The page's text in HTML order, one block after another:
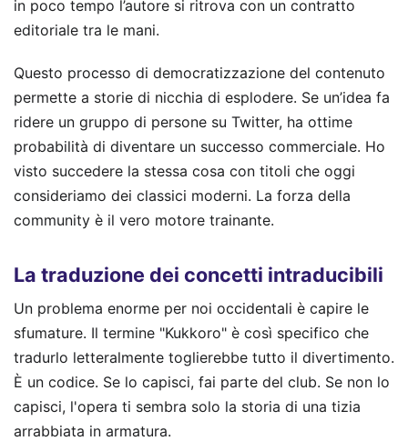
in poco tempo l’autore si ritrova con un contratto
editoriale tra le mani.
Questo processo di democratizzazione del contenuto
permette a storie di nicchia di esplodere. Se un’idea fa
ridere un gruppo di persone su Twitter, ha ottime
probabilità di diventare un successo commerciale. Ho
visto succedere la stessa cosa con titoli che oggi
consideriamo dei classici moderni. La forza della
community è il vero motore trainante.
La traduzione dei concetti intraducibili
Un problema enorme per noi occidentali è capire le
sfumature. Il termine "Kukkoro" è così specifico che
tradurlo letteralmente toglierebbe tutto il divertimento.
È un codice. Se lo capisci, fai parte del club. Se non lo
capisci, l'opera ti sembra solo la storia di una tizia
arrabbiata in armatura.